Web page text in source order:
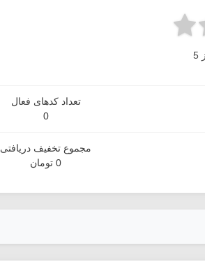
تعداد کدهای فعال
0
مجموع تخفیف دریافتی
0 تومان